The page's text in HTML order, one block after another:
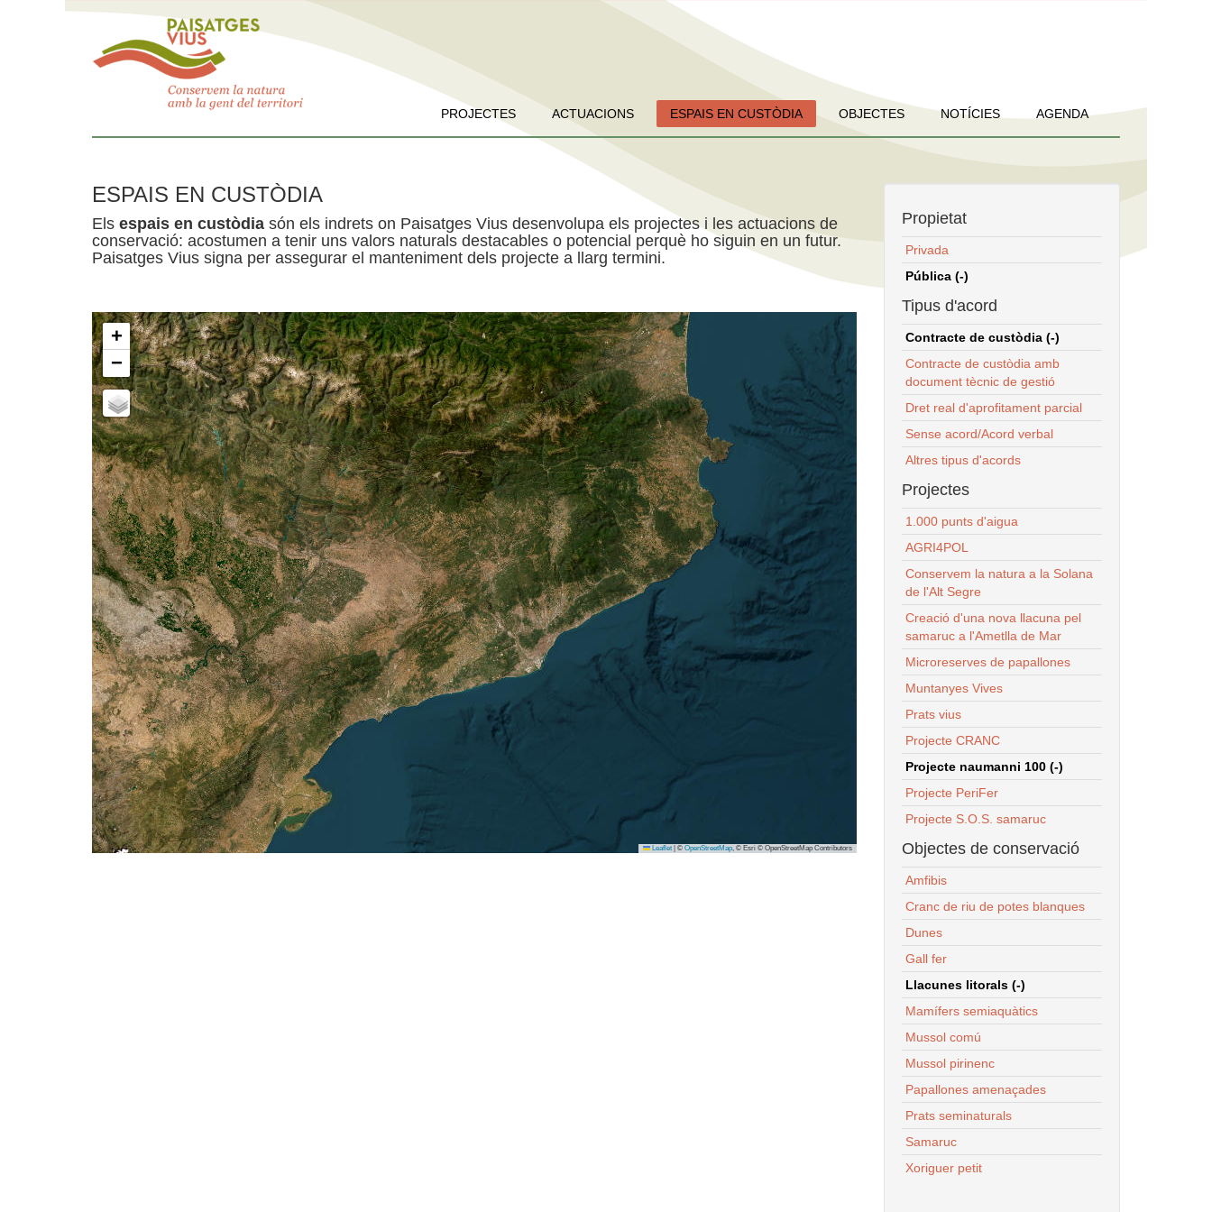
PROJECTES ACTUACIONS ESPAIS EN CUSTÒDIA OBJECTES NOTÍCIES AGENDA
ESPAIS EN CUSTÒDIA
Els espais en custòdia són els indrets on Paisatges Vius desenvolupa els projectes i les actuacions de
conservació: acostumen a tenir uns valors naturals destacables o potencial perquè ho siguin en un futur.
Paisatges Vius signa per assegurar el manteniment dels projecte a llarg termini.
+
−
Leaflet © OpenStreetMap, © Esri © OpenStreetMap Contributors
Propietat
Privada
Pública (-)
Tipus d'acord
Contracte de custòdia (-)
Contracte de custòdia amb
document tècnic de gestió
Dret real d'aprofitament parcial
Sense acord/Acord verbal
Altres tipus d'acords
Projectes
1.000 punts d'aigua
AGRI4POL
Conservem la natura a la Solana
de l'Alt Segre
Creació d'una nova llacuna pel
samaruc a l'Ametlla de Mar
Microreserves de papallones
Muntanyes Vives
Prats vius
Projecte CRANC
Projecte naumanni 100 (-)
Projecte PeriFer
Projecte S.O.S. samaruc
Objectes de conservació
Amfibis
Cranc de riu de potes blanques
Dunes
Gall fer
Llacunes litorals (-)
Mamífers semiaquàtics
Mussol comú
Mussol pirinenc
Papallones amenaçades
Prats seminaturals
Samaruc
Xoriguer petit